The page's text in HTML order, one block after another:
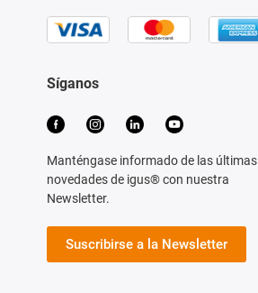
Síganos
Manténgase informado de las últimas
novedades de igus® con nuestra
Newsletter.
Suscribirse a la Newsletter